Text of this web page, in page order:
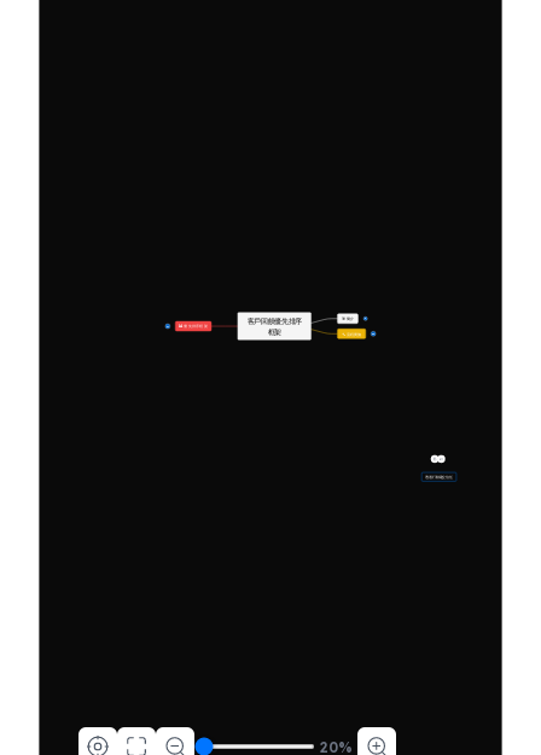
🎯 簡介 6
📊 優先排序框架
🔧 流程實施 30
客戶回饋優先排序
框架
透過行動建立信任
20%